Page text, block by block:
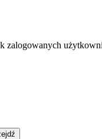
zalogowanych